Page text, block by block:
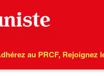
au PRCF, Rejoignez